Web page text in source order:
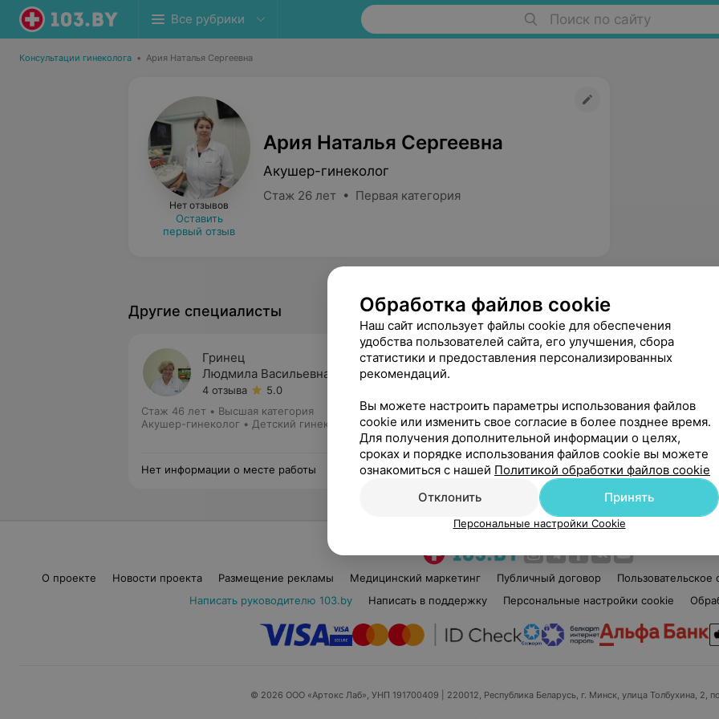
Все рубрики Поиск по сайту
Консультации гинеколога • Ария Наталья Сергеевна
Нет отзывов
Оставить
первый отзыв
Ария Наталья Сергеевна
Акушер-гинеколог
Стаж 26 лет • Первая категория
Другие специалисты
Гринец
Людмила Васильевна
4 отзыва
5.0
Стаж 46 лет • Высшая категория
Акушер-гинеколог • Детский гинеколог
Нет информации о месте работы
Плотникова
Стаж 33 года •Высшая категория
Акушер-гинеколог
Нет информации о месте работы
О проекте Новости проекта Размещение рекламы Медицинский маркетинг Публичный договор Пользовательское
Написать руководителю 103.by
Написать в поддержку Персональные настройки cookie
© 2026 ООО «Артокс Лаб», УНП 191700409 | 220012, Республика Беларусь, г. Минск, улица Толбухина, 2,
Обработка файлов cookie
Наш сайт использует файлы cookie для обеспечения
удобства пользователей сайта, его улучшения, сбора
статистики и предоставления персонализированных
рекомендаций.
Вы можете настроить параметры использования файлов
cookie или изменить свое согласие в более позднее время.
Для получения дополнительной информации о целях,
сроках и порядке использования файлов cookie вы можете
ознакомиться с нашей Политикой обработки файлов cookie
Отклонить
Принять
Персональные настройки Cookie